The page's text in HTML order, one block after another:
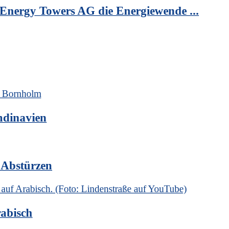
Towers AG die Energiewende ...